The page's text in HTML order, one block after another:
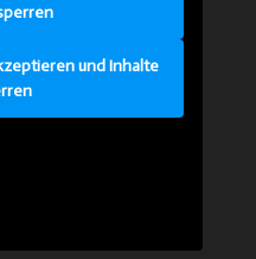
und Inhalte